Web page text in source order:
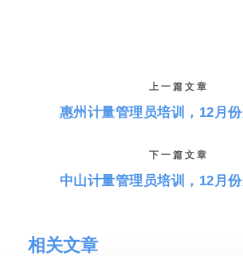
上一篇文章
惠州计量管理员培训，12月
下一篇文章
中山计量管理员培训，12月
相关文章